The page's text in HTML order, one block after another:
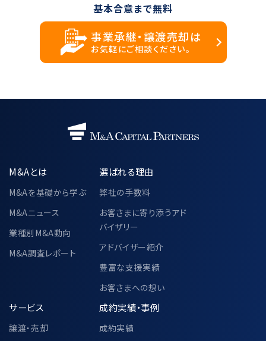
基本合意まで無料
事業承継・譲渡売却は
お気軽にご相談ください。
M&Aとは
M&Aを基礎から学ぶ
M&Aニュース
業種別M&A動向
M&A調査レポート
選ばれる理由
弊社の手数料
お客さまに寄り添うアド
バイザリー
アドバイザー紹介
豊富な支援実績
お客さまへの想い
サービス
譲渡・売却
成約実績・事例
成約実績